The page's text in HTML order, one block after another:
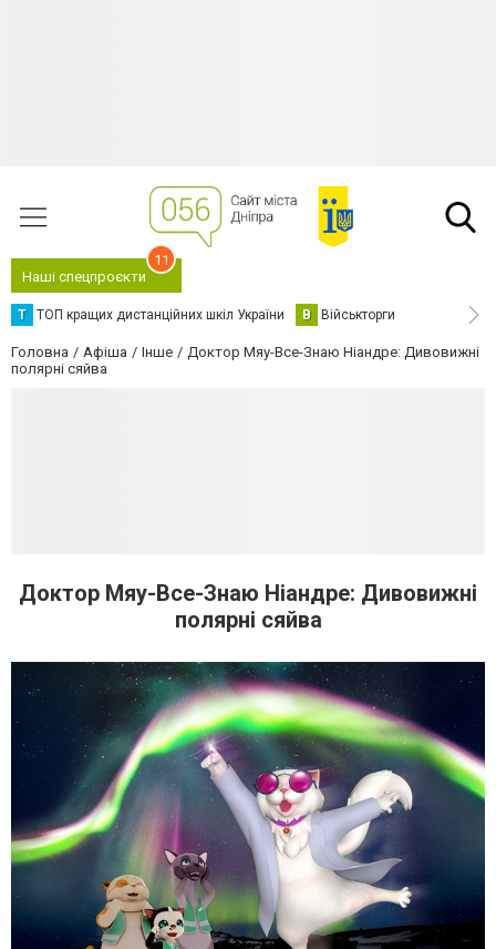
Наші спецпроєкти
11
Т ТОП кращих дистанційних шкіл України В Військторги
Головна Афіша Інше
Доктор Мяу-Все-Знаю Ніандре: Дивовижні
полярні сяйва
Доктор Мяу-Все-Знаю Ніандре: Дивовижні
полярні сяйва